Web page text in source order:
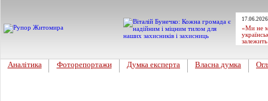
«Ми не
Аналітика Фоторепортажи Думка експерта Власна думка